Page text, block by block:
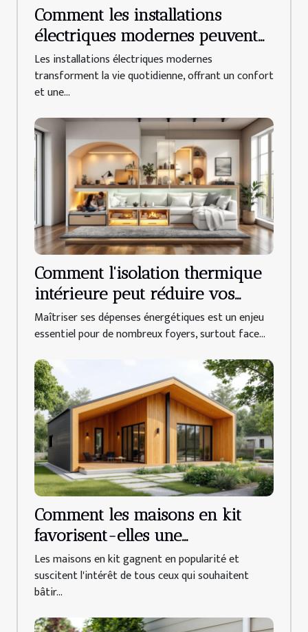
Comment les installations
électriques modernes peuvent
améliorer votre quotidien ?
Les installations électriques modernes
transforment la vie quotidienne, offrant un confort
et une...
Comment l'isolation thermique
intérieure peut réduire vos
factures d'énergie ?
Maîtriser ses dépenses énergétiques est un enjeu
essentiel pour de nombreux foyers, surtout face...
Comment les maisons en kit
favorisent-elles une
construction durable ?
Les maisons en kit gagnent en popularité et
suscitent l'intérêt de tous ceux qui souhaitent
bâtir...